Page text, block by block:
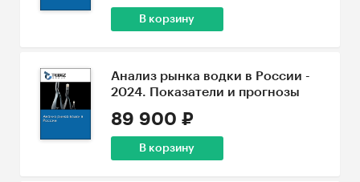
В корзину
Анализ рынка водки в России -
2024. Показатели и прогнозы
89 900 ₽
В корзину